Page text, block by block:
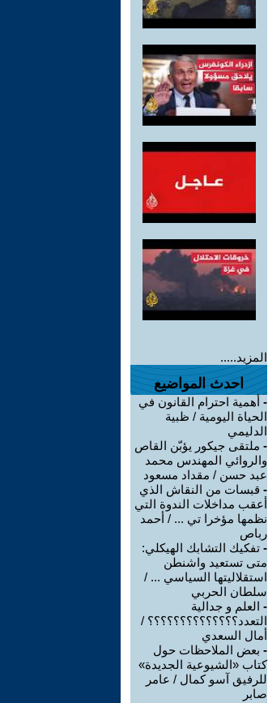
المزيد.....
احدث المواضيع
- أهمية احترام القانون في
الحياة اليومية / ظبية
الدليمي
- ملتقى جيكور يؤبّن القاص
والروائي المهندس محمد
عبد حسن / مقداد مسعود
- قبسات من النقاش الذي
أعقب مداخلات الندوة التي
نظمها مؤخرا تي ... / أحمد
رباص
- تفكيك التشابك الهيكلي:
متى تستعيد واشنطن
استقلاليتها السياسي ... /
سلطان الحربي
- العلم و جدالية
التعدد؟؟؟؟؟؟؟؟؟؟؟؟؟؟ /
أمال السعدي
- بعض الملاحظات حول
كتاب «الشيوعية الجديدة»
للرفيق آسو كمال / عامر
صابر